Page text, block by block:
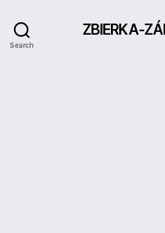
Search
ZBIERKA-